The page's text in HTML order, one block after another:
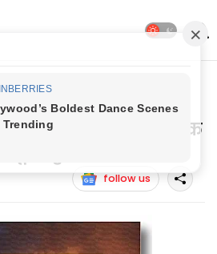
Jaunpur News: केराकत के लाल की
लांच
केराकत के लाल की पुस्तक
हुई लांच
follow us